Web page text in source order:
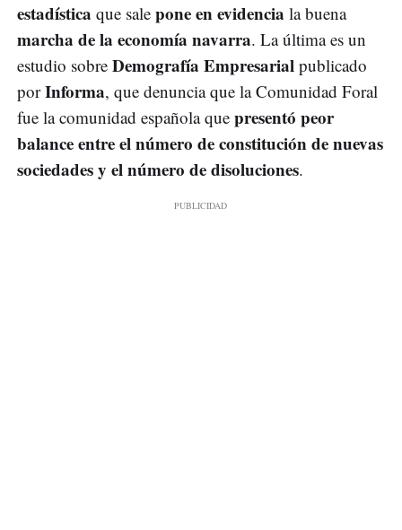
estadística que sale pone enevidencia la buena
marcha de la economía navarra. La última es un
estudio sobre Demografía Empresarial publicado
porInforma, que denuncia que la Comunidad Foral
fue la comunidad española que presentó peor
balance entre el número de constitución de nuevas
sociedades y el número de disoluciones.